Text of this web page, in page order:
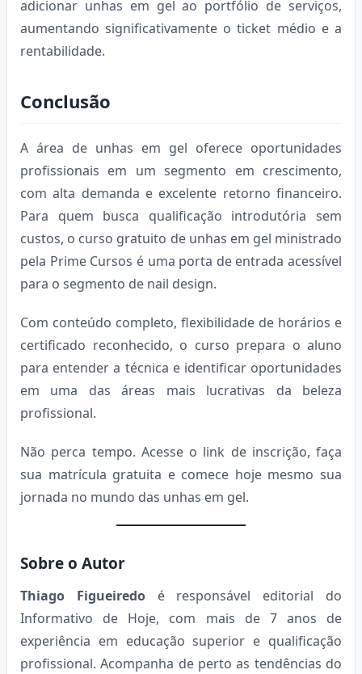
adicionar unhas em gel ao portfólio de serviços,
aumentando significativamente o ticket médio e a
rentabilidade.
Conclusão
A área de unhas em gel oferece oportunidades
profissionais em um segmento em crescimento,
com alta demanda e excelente retorno financeiro.
Para quem busca qualificação introdutória sem
custos, o curso gratuito de unhas em gel ministrado
pela Prime Cursos é uma porta de entrada acessível
para o segmento de nail design.
Com conteúdo completo, flexibilidade de horários e
certificado reconhecido, o curso prepara o aluno
para entender a técnica e identificar oportunidades
em uma das áreas mais lucrativas da beleza
profissional.
Não perca tempo. Acesse o link de inscrição, faça
sua matrícula gratuita e comece hoje mesmo sua
jornada no mundo das unhas em gel.
Sobre o Autor
Thiago Figueiredoé responsável editorial do
Informativo de Hoje, com mais de 7 anos de
experiência em educação superior e qualificação
profissional. Acompanha de perto as tendências do